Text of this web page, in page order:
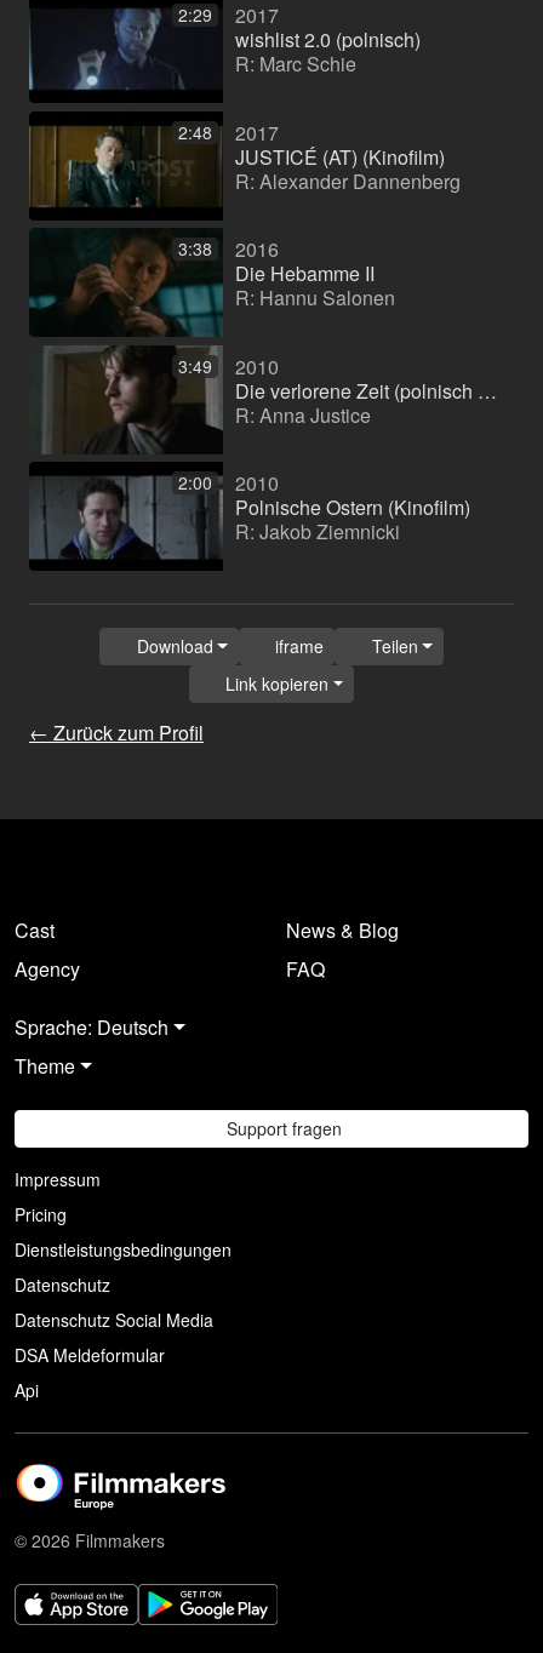
2:29
2017
wishlist 2.0 (polnisch)
R: Marc Schie
2:48
2017
JUSTICÉ (AT) (Kinofilm)
R: Alexander Dannenberg
3:38
2016
Die Hebamme II
R: Hannu Salonen
3:49
2010
Die verlorene Zeit (polnisch z.T.)
R: Anna Justice
2:00
2010
Polnische Ostern (Kinofilm)
R: Jakob Ziemnicki
← Zurück zum Profil
Download iframe
Teilen
Link kopieren
Cast
Agency
News & Blog
FAQ
Sprache: Deutsch
Theme
Support fragen
Impressum
Pricing
Dienstleistungsbedingungen
Datenschutz
Datenschutz Social Media
DSA Meldeformular
Api
© 2026 Filmmakers